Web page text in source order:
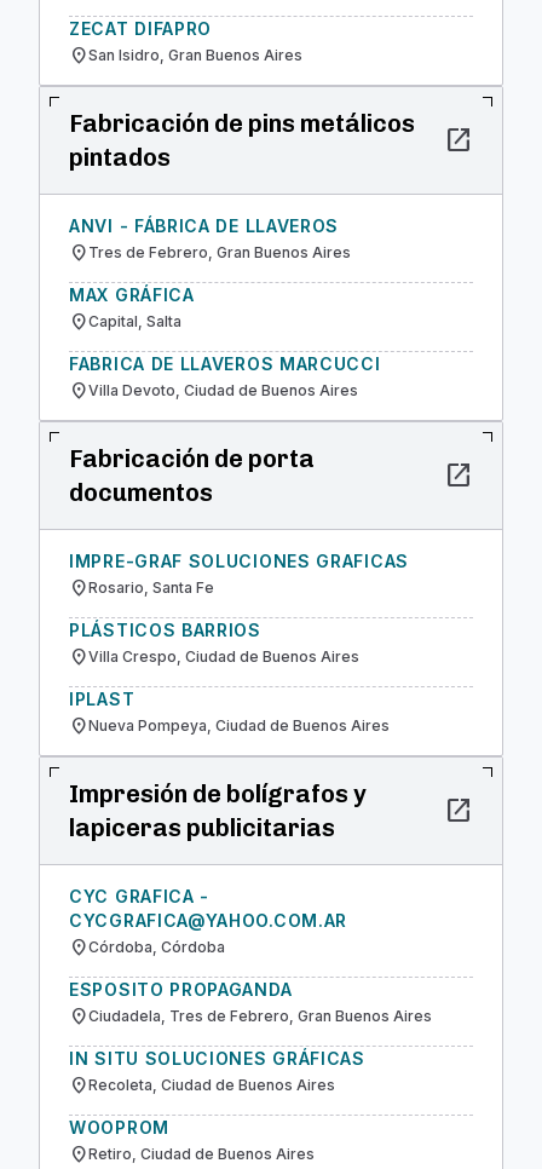
ZECAT DIFAPRO
location_onSan Isidro, Gran Buenos Aires
Fabricación de pins metálicos
pintados
open_in_new
ANVI - FÁBRICA DE LLAVEROS
location_on Tres de Febrero, Gran Buenos Aires
MAX GRÁFICA
location_onCapital, Salta
FABRICA DE LLAVEROS MARCUCCI
location_onVilla Devoto, Ciudad de Buenos Aires
Fabricación de porta
documentos
open_in_new
IMPRE-GRAF SOLUCIONES GRAFICAS
location_onRosario, Santa Fe
PLÁSTICOS BARRIOS
location_onVilla Crespo, Ciudad de Buenos Aires
IPLAST
location_onNueva Pompeya, Ciudad de Buenos Aires
Impresión de bolígrafos y
lapiceras publicitarias
open_in_new
CYC GRAFICA -
CYCGRAFICA@YAHOO.COM.AR
location_onCórdoba, Córdoba
ESPOSITO PROPAGANDA
location_onCiudadela, Tres de Febrero, Gran Buenos Aires
IN SITU SOLUCIONES GRÁFICAS
location_onRecoleta, Ciudad de Buenos Aires
WOOPROM
location_onRetiro, Ciudad de Buenos Aires